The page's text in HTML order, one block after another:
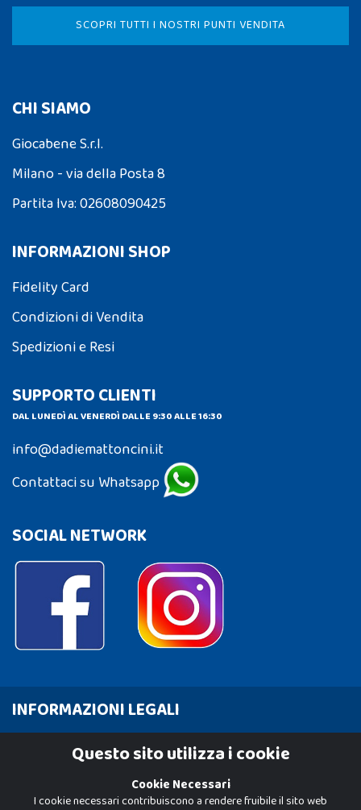
SCOPRI TUTTI I NOSTRI PUNTI VENDITA
CHI SIAMO
Giocabene S.r.l.
Milano - via della Posta 8
Partita Iva: 02608090425
INFORMAZIONI SHOP
Fidelity Card
Condizioni di Vendita
Spedizioni e Resi
SUPPORTO CLIENTI
DAL LUNEDÌ AL VENERDÌ DALLE 9:30 ALLE 16:30
info@dadiemattoncini.it
Contattaci su Whatsapp
SOCIAL NETWORK
INFORMAZIONI LEGALI
Cookie PolicyQuesto sito utilizza i cookie
Cookie Necessari
I cookie necessari contribuiscono a rendere fruibile il sito web